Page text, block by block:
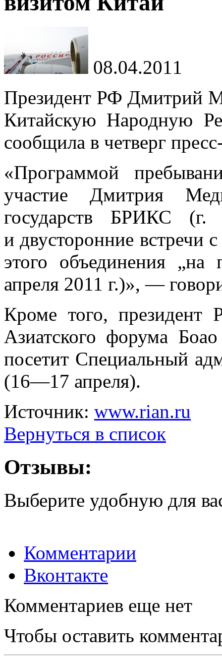
08.04.2011
Президент РФ Дмитрий
Китайскую Народную
сообщила в четверг
«Программой
участие Дмитрия
государств БРИКС (г.
и двусторонние встречи с
этого объединения „на
апреля 2011 г.)», —
Кроме того, президент
Азиатского форума
посетит Специальный
(16—17 апреля).
Источник: www.rian.ru
Вернуться в список
Отзывы:
Выберите удобную для
Комментарии
Вконтакте
Комментариев еще нет
Чтобы оставить